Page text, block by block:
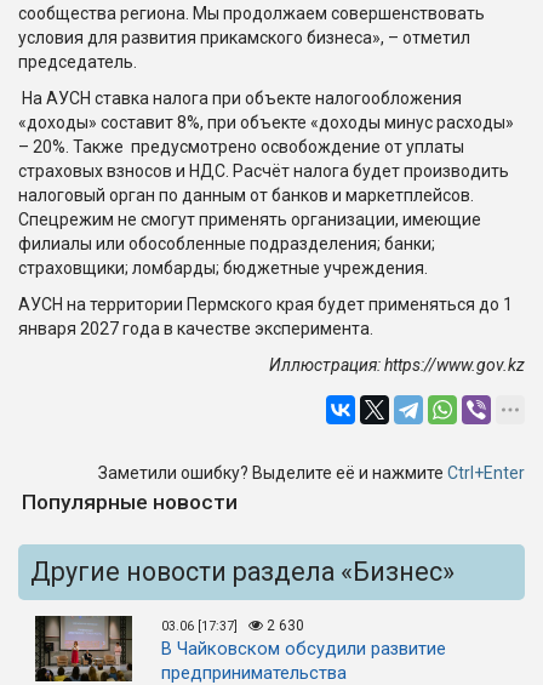
сообщества региона. Мы продолжаем совершенствовать
условия для развития прикамского бизнеса», – отметил
председатель.
На АУСН ставка налога при объекте налогообложения
«доходы» составит 8%, при объекте «доходы минус расходы»
– 20%. Также предусмотрено освобождение от уплаты
страховых взносов и НДС. Расчёт налога будет производить
налоговый орган по данным от банков и маркетплейсов.
Спецрежим не смогут применять организации, имеющие
филиалы или обособленные подразделения; банки;
страховщики; ломбарды; бюджетные учреждения.
АУСН на территории Пермского края будет применяться до 1
января 2027 года в качестве эксперимента.
Иллюстрация: https://www.gov.kz
Заметили ошибку? Выделите её и нажмите Ctrl+Enter
Популярные новости
Другие новости раздела «Бизнес»
03.06 [17:37] 2 630
В Чайковском обсудили развитие
предпринимательства